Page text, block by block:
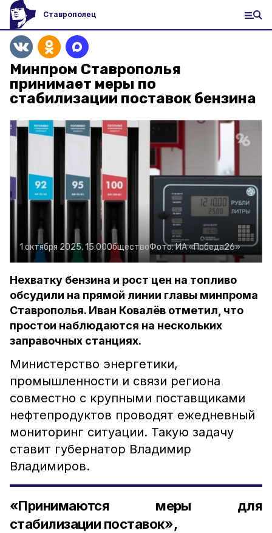
Ставрополец
Минпром Ставрополья
принимает меры по
стабилизации поставок бензина
1 октября 2025, 15:00ОбществоФото:ИА «Победа26»
Нехватку бензина и рост цен на топливо
обсудили на прямой линии главы минпрома
Ставрополья. Иван Ковалёв отметил, что
простои наблюдаются на нескольких
заправочных станциях.
Министерство энергетики,
промышленности и связи региона
совместно с крупными поставщиками
нефтепродуктов проводят ежедневный
мониторинг ситуации. Такую задачу
ставит губернатор Владимир
Владимиров.
«Принимаются меры для
стабилизации поставок»,